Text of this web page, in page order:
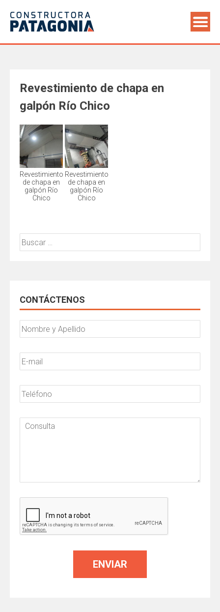
contenido
Revestimiento de chapa en
galpón Río Chico
Revestimiento
de chapa en
galpón Río
Chico
Revestimiento
de chapa en
galpón Río
Chico
Buscar:
CONTÁCTENOS